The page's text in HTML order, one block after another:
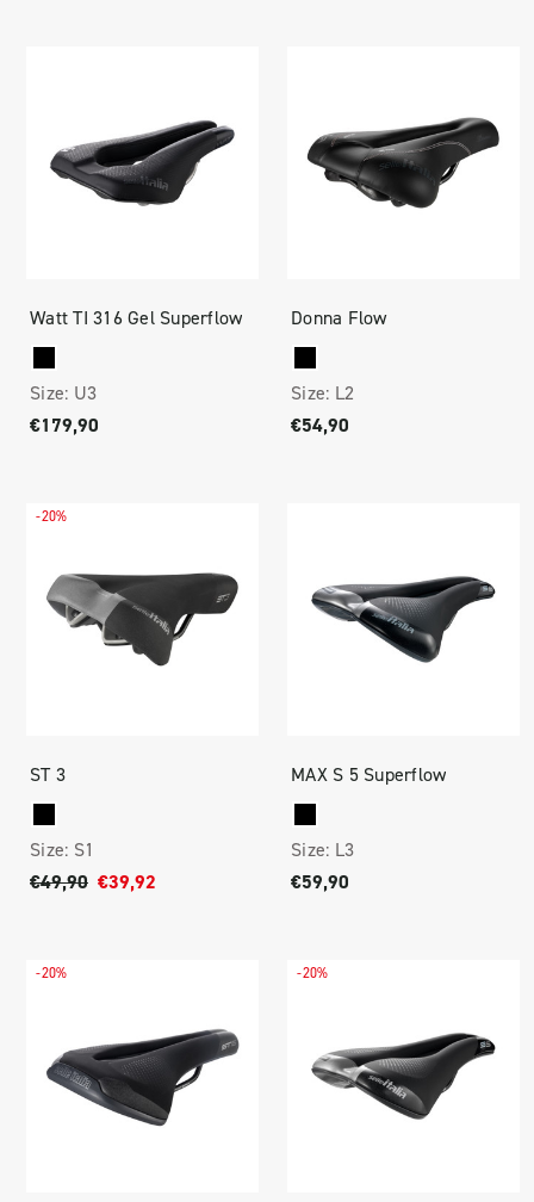
Watt TI 316 Gel Superflow
Size: U3
€179,90
Donna Flow
Size: L2
€54,90
-20%
ST 3
Size: S1
€49,90 €39,92
MAX S 5 Superflow
Size: L3
€59,90
-20% -20%